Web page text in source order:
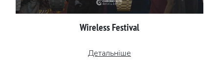
Wireless Festival
Детальніше